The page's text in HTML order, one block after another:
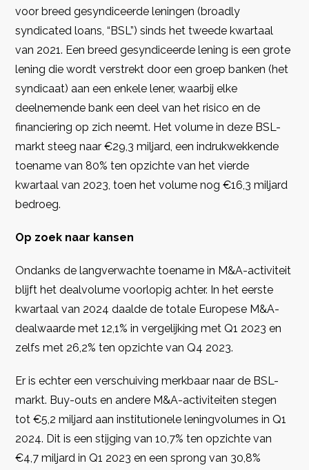
voor breed gesyndiceerde leningen (broadly
syndicated loans, “BSL”) sinds het tweede kwartaal
van 2021. Een breed gesyndiceerde lening is een grote
lening die wordt verstrekt door een groep banken (het
syndicaat) aan een enkele lener, waarbij elke
deelnemende bank een deel van het risico en de
financiering op zich neemt. Het volume in deze BSL-
markt steeg naar €29,3 miljard, een indrukwekkende
toename van 80% ten opzichte van het vierde
kwartaal van 2023, toen het volume nog €16,3 miljard
bedroeg.
Op zoek naar kansen
Ondanks de langverwachte toename in M&A-activiteit
blijft het dealvolume voorlopig achter. In het eerste
kwartaal van 2024 daalde de totale Europese M&A-
dealwaarde met 12,1% in vergelijking met Q1 2023 en
zelfs met 26,2% ten opzichte van Q4 2023.
Er is echter een verschuiving merkbaar naar de BSL-
markt. Buy-outs en andere M&A-activiteiten stegen
tot €5,2 miljard aan institutionele leningvolumes in Q1
2024. Dit is een stijging van 10,7% ten opzichte van
€4,7 miljard in Q1 2023 en een sprong van 30,8%